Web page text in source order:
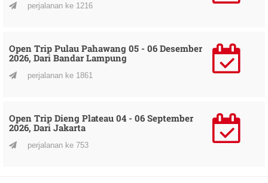
perjalanan ke 1216
Open Trip Pulau Pahawang 05 - 06 Desember
2026, Dari Bandar Lampung
perjalanan ke 1861
Open Trip Dieng Plateau 04 - 06 September
2026, Dari Jakarta
perjalanan ke 753